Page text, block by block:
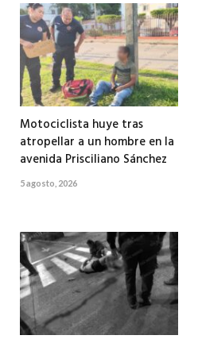
Motociclista huye tras
atropellar a un hombre en la
avenida Prisciliano Sánchez
5 agosto, 2026